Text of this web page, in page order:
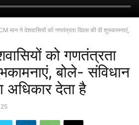
मान ने देशवासियों को गणतंत्रता दिवस की दी शुभकामनाएं,
को गणतंत्रता
बोले- संविधान
अधिकार देता है